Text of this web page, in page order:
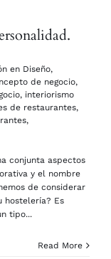
en Diseño,
de negocio,
, interiorismo
de restaurantes,
,
conjunta aspectos
y el nombre
de considerar
hostelería? Es
tipo...
Read More